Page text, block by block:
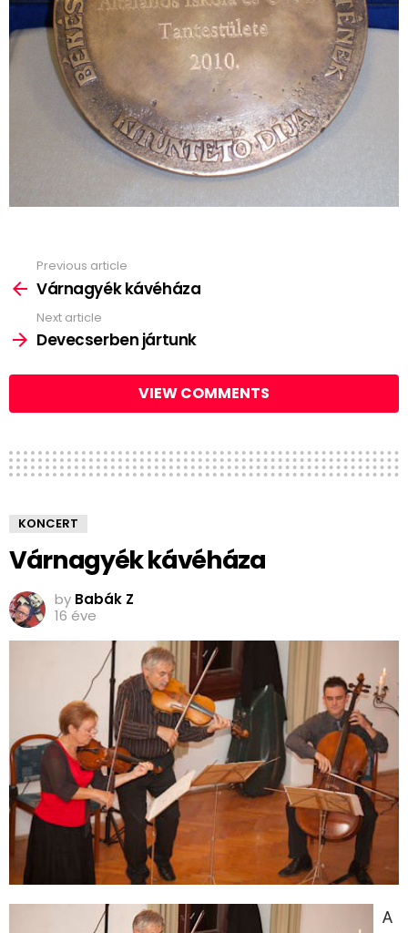
more
Previous article
Várnagyék kávéháza
Next article
Devecserben jártunk
VIEW COMMENTS
KONCERT
Várnagyék kávéháza
by Babák Z
16 éve
A